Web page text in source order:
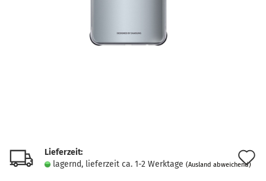
Lieferzeit:
lagernd, lieferzeit ca. 1-2 Werktage (Ausland abweichend)